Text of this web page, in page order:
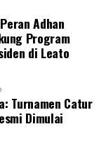
terduga
guna
Satreskrim
(mindik) dan
Adhan
Program
di Leato
Turnamen Catur
Dimulai